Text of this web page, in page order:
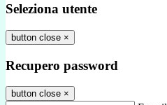
Seleziona utente
button close ×
Recupero password
button close ×